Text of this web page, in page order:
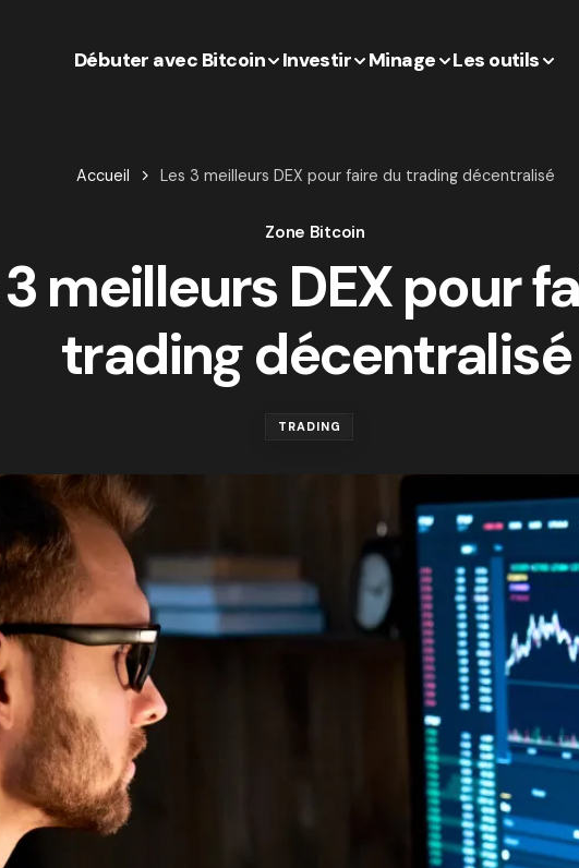
Débuter avec Bitcoin Investir Minage Les outils
Accueil Les 3 meilleurs DEX pour faire du trading décentralisé
Zone Bitcoin
meilleurs DEX pour
trading décentralisé
TRADING